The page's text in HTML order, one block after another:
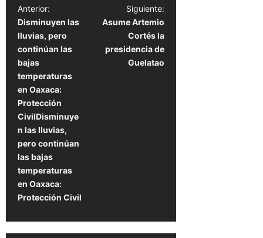
N
a
v
e
g
a
c
i
ó
n
d
Anterior:
Disminuyen las
lluvias, pero
continúan las
bajas
temperaturas
en Oaxaca:
Protección
CivilDisminuye
n las lluvias,
pero continúan
las bajas
temperaturas
en Oaxaca:
Protección Civil
Siguiente:
Asume Artemio
Cortés la
presidencia de
Guelatao